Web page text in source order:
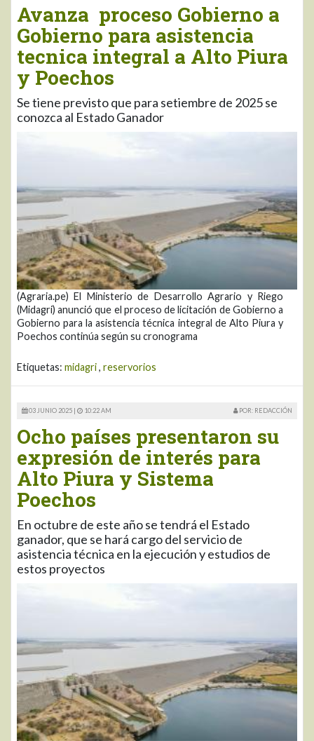
Avanza proceso Gobierno a
Gobierno para asistencia
tecnica integral a Alto Piura
y Poechos
Se tiene previsto que para setiembre de 2025 se
conozca al Estado Ganador
(Agraria.pe) El Ministerio de Desarrollo Agrario y Riego
(Midagri) anunció que el proceso de licitación de Gobierno a
Gobierno para la asistencia técnica integral de Alto Piura y
Poechos continúa según su cronograma
Etiquetas: midagri, reservorios
03 JUNIO 2025 | 10:22 AM POR: REDACCIÓN
Ocho países presentaron su
expresión de interés para
Alto Piura y Sistema
Poechos
En octubre de este año se tendrá el Estado
ganador, que se hará cargo del servicio de
asistencia técnica en la ejecución y estudios de
estos proyectos